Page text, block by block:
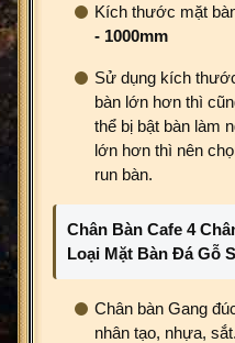
Kích thước mặt
- 1000mm
Sử dụng kích
bàn lớn hơn thì
thể bị bật bàn làm
lớn hơn thì nên
run bàn.
Chân Bàn Cafe 4
Loại Mặt Bàn Đá Gỗ
Chân bàn Gang
nhân tạo, nhựa,